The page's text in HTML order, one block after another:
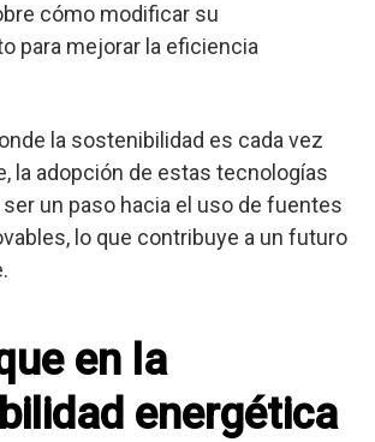
cómo modificar su
para mejorar la eficiencia
la sostenibilidad es cada vez
la adopción de estas tecnologías
un paso hacia el uso de fuentes
lo que contribuye a un futuro
en la
energética